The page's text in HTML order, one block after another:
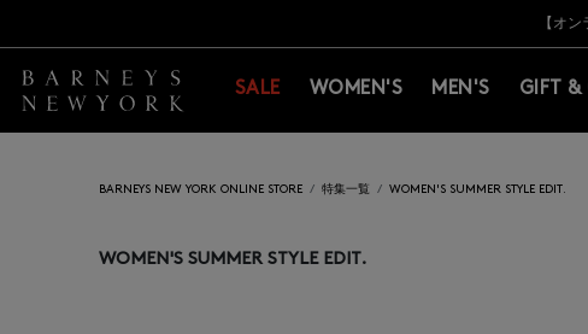
新規登録のお客様も対象！＜MY
【オ
新規登録のお客様も対象！＜MY
SALE WOMEN'S MEN'S GIFT &
BARNEYS NEW YORK ONLINE STORE 特集一覧 WOMEN'S SUMMER STYLE EDIT.
WOMEN'S SUMMER STYLE EDIT.